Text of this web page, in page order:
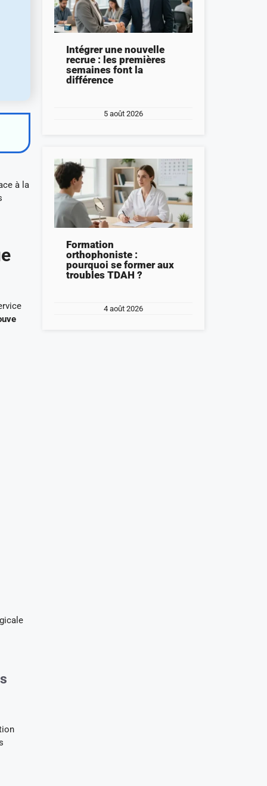
à la
Intégrer une nouvelle
recrue : les premières
semaines font la
différence
5 août 2026
Formation
orthophoniste :
pourquoi se former aux
troubles TDAH ?
4 août 2026